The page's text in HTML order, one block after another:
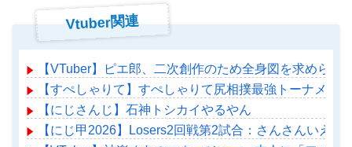
Vtuber関連
【VTuber】ピエ郎、二次創作のため全身図を求めら
【すぺしゃりて】すぺしゃりて尻相撲最強トーナメン
【にじさんじ】石神トシカイやるやん
【にじ甲2026】Losers2回戦第2試合：さんさんいえ